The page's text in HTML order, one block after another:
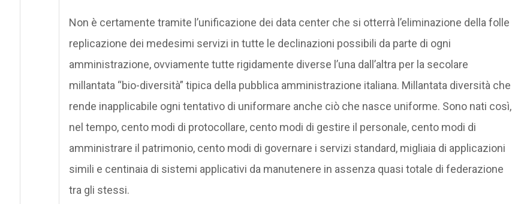
Non è certamente tramite l’unificazione dei data center che si otterrà l’eliminazione della folle
replicazione dei medesimi servizi in tutte le declinazioni possibili da parte di ogni
amministrazione, ovviamente tutte rigidamente diverse l’una dall’altra per la secolare
millantata “bio-diversità” tipica della pubblica amministrazione italiana. Millantata diversità che
rende inapplicabile ogni tentativo di uniformare anche ciò che nasce uniforme. Sono nati così,
nel tempo, cento modi di protocollare, cento modi di gestire il personale, cento modi di
amministrare il patrimonio, cento modi di governare i servizi standard, migliaia di applicazioni
simili e centinaia di sistemi applicativi da manutenere in assenza quasi totale di federazione
tra gli stessi.